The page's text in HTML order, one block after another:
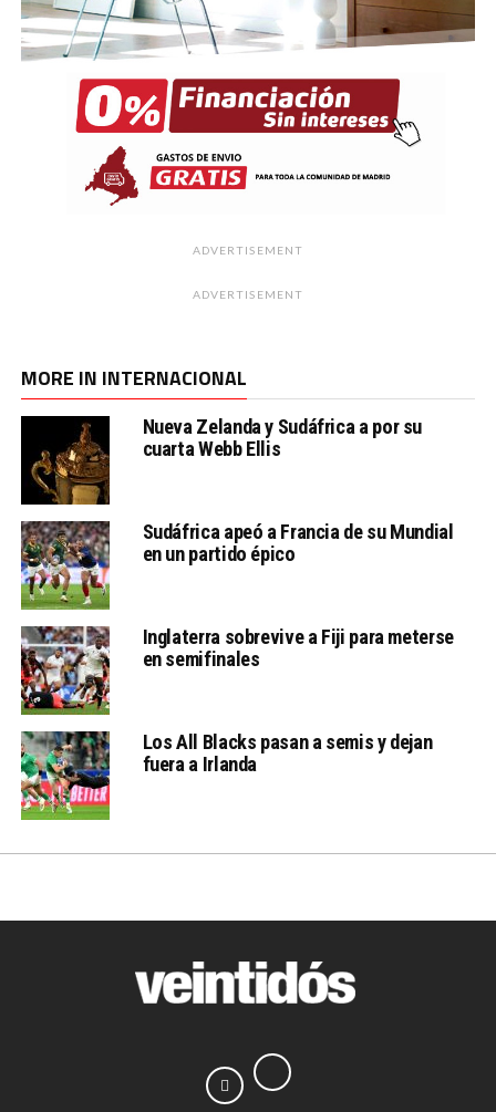
ADVERTISEMENT
ADVERTISEMENT
MORE IN INTERNACIONAL
Nueva Zelanda y Sudáfrica a por su
cuarta Webb Ellis
Sudáfrica apeó a Francia de su Mundial
en un partido épico
Inglaterra sobrevive a Fiji para meterse
en semifinales
Los All Blacks pasan a semis y dejan
fuera a Irlanda